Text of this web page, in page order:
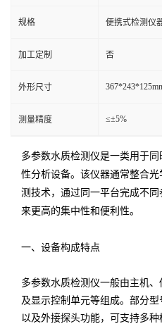
规格 便携式检测仪
加工定制 否
外形尺寸
测量精度 ≤±5%
多参数水质检测仪是一类用于
性分析设备。该仪器通常整合
测技术，通过同一平台完成不
来更高的集中性和便利性。
一、设备构成特点
多参数水质检测仪一般由主机
及显示控制单元等组成。部分
以及外接探头功能，可支持多